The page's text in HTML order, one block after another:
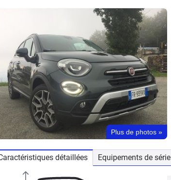
Plus de photos »
détaillées Equipements de série